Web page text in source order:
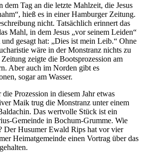
dem Tag an die letzte Mahlzeit, die Jesus
hieß es in einer Hamburger Zeitung.
nicht. Tatsächlich erinnert das
Mahl, in dem Jesus „vor seinem Leiden“
gesagt hat: „Dies ist mein Leib.“ Ohne
wäre in der Monstranz nichts zu
zeigte die Bootsprozession am
Aber auch im Norden gibt es
sogar am Wasser.
Prozession in diesem Jahr etwas
Maik trug die Monstranz unter einem
Das wertvolle Stück ist ein
Gemeinde in Bochum-Grumme. Wie
Der Husumer Ewald Rips hat vor vier
Heimatgemeinde einen Vortrag über das